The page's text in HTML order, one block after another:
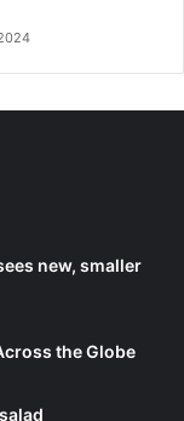
new, smaller
the Globe